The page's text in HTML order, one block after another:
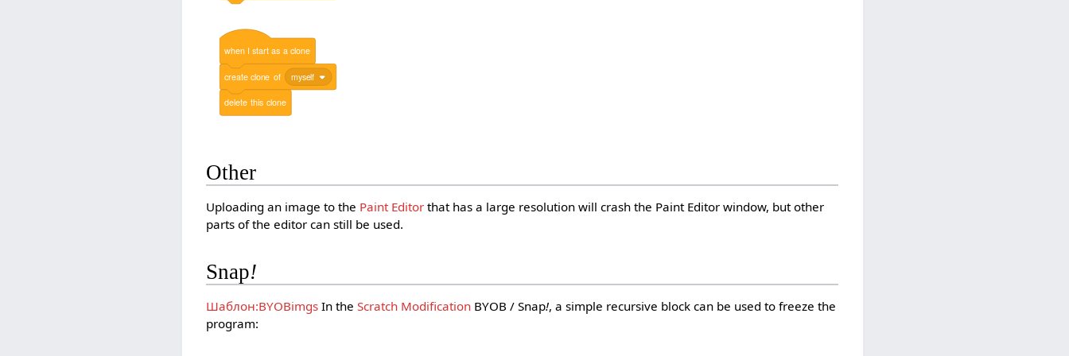
when I startas a clone
create clone of myself
delete this clone
Other
Uploading an image to the Paint Editor that has a large resolution will crash the Paint Editor window, but other
parts of the editor can still be used.
Snap!
Шаблон:BYOBimgs In theScratch Modification BYOB / Snap!, a simple recursive block can be used to freeze the
program: